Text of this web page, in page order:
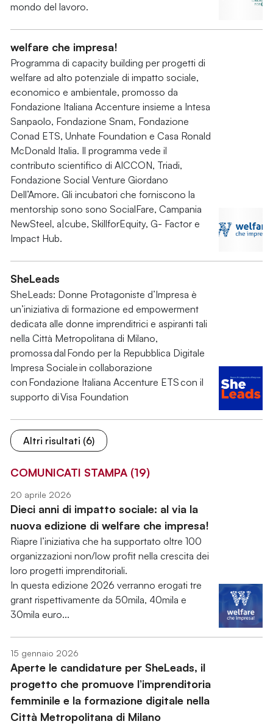
mondo del lavoro.
welfare che impresa!
Programma di capacity building per progetti di
welfare ad alto potenziale di impatto sociale,
economico e ambientale, promosso da
Fondazione Italiana Accenture insieme a Intesa
Sanpaolo, Fondazione Snam, Fondazione
Conad ETS, Unhate Foundation e Casa Ronald
McDonald Italia. Il programma vede il
contributo scientifico di AICCON, Triadi,
Fondazione Social Venture Giordano
Dell’Amore. Gli incubatori che forniscono la
mentorship sono sono SocialFare, Campania
NewSteel, a|cube, SkillforEquity, G- Factor e
Impact Hub.
SheLeads
SheLeads: Donne Protagoniste d’Impresa è
un’iniziativa di formazione ed empowerment
dedicata alle donne imprenditrici e aspiranti tali
nella Città Metropolitana di Milano,
promossa dal Fondo per la Repubblica Digitale
Impresa Sociale in collaborazione
con Fondazione Italiana Accenture ETS con il
supporto di Visa Foundation
Altri risultati (6)
COMUNICATI STAMPA (19)
20 aprile 2026
Dieci anni di impatto sociale: al via la
nuova edizione di welfare che impresa!
Riapre l’iniziativa che ha supportato oltre 100
organizzazioni non/low profit nella crescita dei
loro progetti imprenditoriali.
In questa edizione 2026 verranno erogati tre
grant rispettivamente da 50mila, 40mila e
30mila euro...
15 gennaio 2026
Aperte le candidature per SheLeads, il
progetto che promuove l’imprenditoria
femminile e la formazione digitale nella
Città Metropolitana di Milano